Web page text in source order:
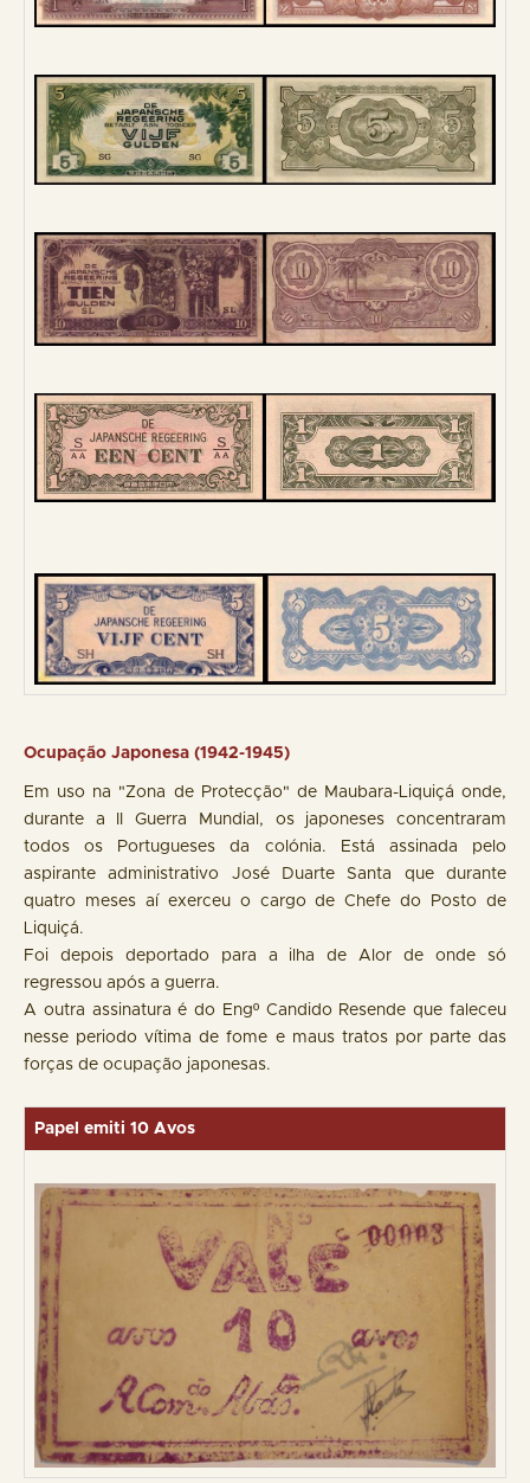
Ocupação Japonesa (1942-1945)
Em uso na "Zona de Protecção" de Maubara-Liquiçá onde,
durante a II Guerra Mundial, os japoneses concentraram
todos os Portugueses da colónia. Está assinada pelo
aspirante administrativo José Duarte Santa que durante
quatro meses aí exerceu o cargo de Chefe do Posto de
Liquiçá.
Foi depois deportado para a ilha de Alor de onde só
regressou após a guerra.
A outra assinatura é do Engº Candido Resende que faleceu
nesse periodo vítima de fome e maus tratos por parte das
forças de ocupação japonesas.
Papel emiti 10 Avos